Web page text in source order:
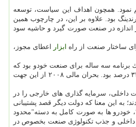
نمود. همچون اهداف این سیاست، توسعه
بود. علاوه بر این، در چارچوب همین
اندازه در صنعت صورت گیرد و حاشیه سود
ابزار اعطای مجوز،
از صنعت اتومبیل شدند و "برنامه تعدیل و احیای صنعت خودرو"را تهیه و در مارس ۲۰۰۹ صادر نمودند. این یك برنامه سه ساله برای صنعت خودو بود كه
صنعت را برای تحكیم و بازسای بیشتر تشویق نمود. در نتیجه این برنامه، فروش رشد قابل ملاحظه داشت؛ به صورتی كه در سال ۲۰۰۹، در حدود ۴۵ درصد و در سال ۲۰۱۰ در حدود ۳۲ درصد بود. بحران مالی ۲۰۰۸ از این جهت
های صنعتی و نظارت و پشتیبانی از صنعت داخلی، سرمایه گذاری های خارجی را در
در سال ۲۰۱۱ خودروسازان از لیست"تشویق شده" خارج شدند؛ به این معنا كه دولت دیگر قصد پشتیبانی
از سرمایه گذاری خارجی در صنعت خودرو را ندارد. این در حالی بود كه وسایل نقلیه برپایه انرژی های جدید در لیست"تشویق شده" قرار گرفته بود. در نسخه اعلام شده سال ۲۰۱۵، خودرو ها به صورت كامل به دسته"محدود
داخلی و جذب تكنولوژی صنعت بخصوص در